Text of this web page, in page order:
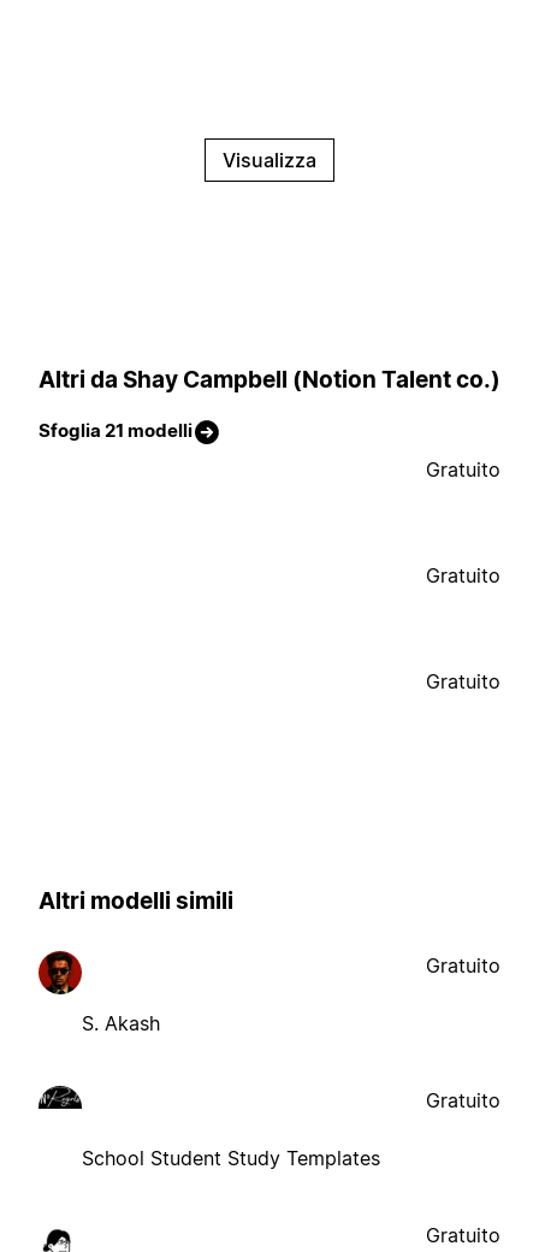
Visualizza
Altri da Shay Campbell (Notion Talent co.)
Sfoglia 21 modelli
Gratuito
Gratuito
Gratuito
Altri modelli simili
S. Akash
Gratuito
School Student Study Templates
Gratuito
Gratuito